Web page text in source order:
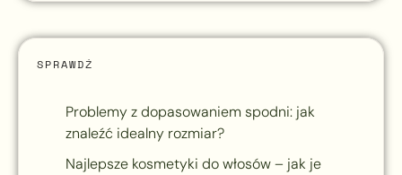
SPRAWDŹ
Problemy z dopasowaniem spodni: jak
znaleźć idealny rozmiar?
Najlepsze kosmetyki do włosów – jak je